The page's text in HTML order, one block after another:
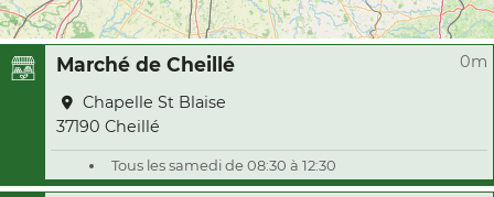
Marché de Cheillé 0m
Chapelle St Blaise
37190 Cheillé
Tous les samedi de 08:30 à 12:30